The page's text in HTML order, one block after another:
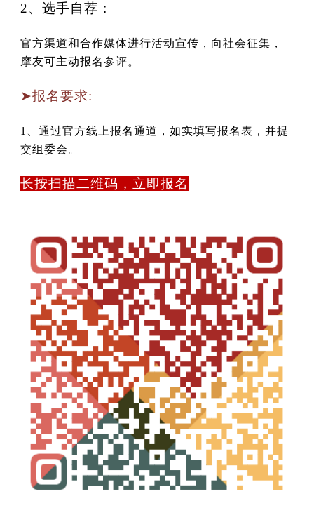
2、选手自荐：
官方渠道和合作媒体进行活动宣传，向社会征集，
摩友可主动报名参评。
➤报名要求:
1、通过官方线上报名通道，如实填写报名表，并提
交组委会。
长按扫描二维码，立即报名